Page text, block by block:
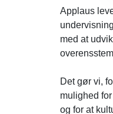
Applaus
med at
Det gør vi,
mulighed
og for at